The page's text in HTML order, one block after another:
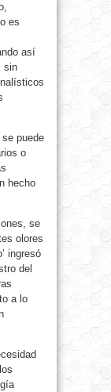
es
así
sin
puede
o
hecho
se
olores
ingresó
del
a lo